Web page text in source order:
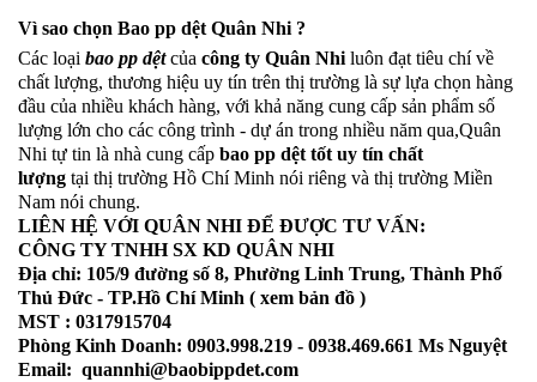
Vì sao chọn Bao pp dệt Quân Nhi ?
Các loại bao pp dệtcủa công ty Quân Nhi luôn đạt tiêu chí về
chất lượng, thương hiệu uy tín trên thị trường là sự lựa chọn hàng
đầu của nhiều khách hàng, với khả năng cung cấp sản phẩm số
lượng lớn cho các công trình - dự án trong nhiều năm qua,Quân
Nhi tự tin là nhà cung cấp bao pp dệt tốt uy tín chất
lượng tại thị trường Hồ Chí Minh nói riêng và thị trường Miền
Nam nói chung.
LIÊN HỆ VỚI QUÂN NHI ĐỂ ĐƯỢC TƯ VẤN:
CÔNG TY TNHH SX KD QUÂN NHI
Địa chỉ: 105/9 đường số 8, Phường Linh Trung, Thành Phố
Thủ Đức - TP.Hồ Chí Minh ( xem bản đồ )
MST : 0317915704
Phòng Kinh Doanh: 0903.998.219 - 0938.469.661 Ms Nguyệt
Email: quannhi@baobippdet.com